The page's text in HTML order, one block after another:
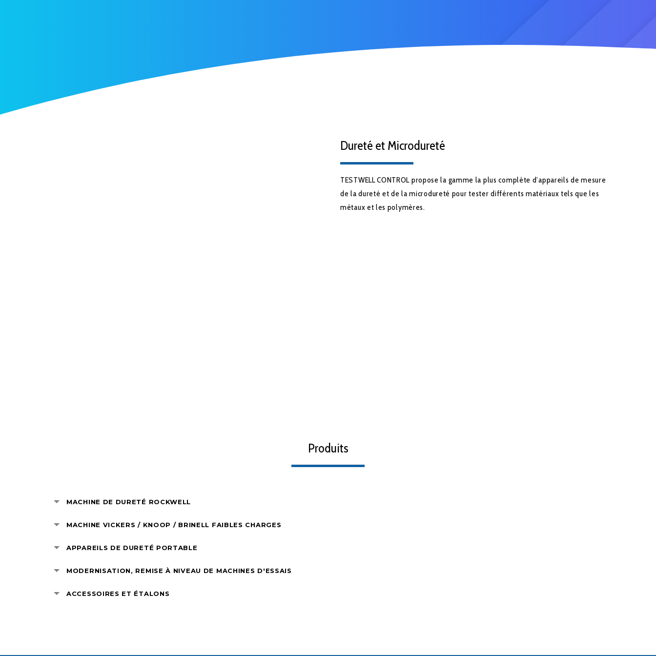
Dureté et Microdureté
TESTWELL CONTROL propose la gamme la plus complète d’appareils de mesure
de la dureté et de la microdureté pour tester différents matériaux tels que les
métaux et les polymères.
Produits
MACHINE DE DURETÉ ROCKWELL
MACHINE VICKERS / KNOOP / BRINELL FAIBLES CHARGES
APPAREILS DE DURETÉ PORTABLE
MODERNISATION, REMISE À NIVEAU DE MACHINES D'ESSAIS
ACCESSOIRES ET ÉTALONS